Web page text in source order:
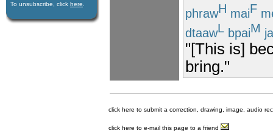
To unsubscribe, click here
phrawH maiF
dtaawL bpaiM ja
"[This is]
bring."
click here to submit a correction, drawing, image, audio
click here to e-mail this page to a friend